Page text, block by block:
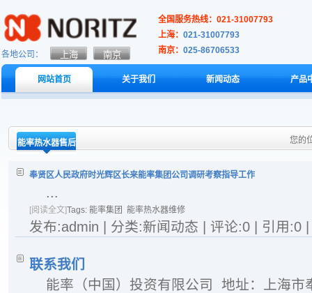
各地公司：
全国服务热线：021-31007793
上海： 021-31007793
南京： 025-86706533
网站首页 关于我们 新闻动态 产品
能率热水器售后
服务
您的
奉贤区人民政府时光辉区长来能率集团公司调研考察指导工作
...
[阅读全文]Tags: 能率集团 能率热水器维修
发布:admin | 分类:新闻动态 | 评论:0 | 引用:0
联系我们
能率（中国）投资有限公司 地址：上海市